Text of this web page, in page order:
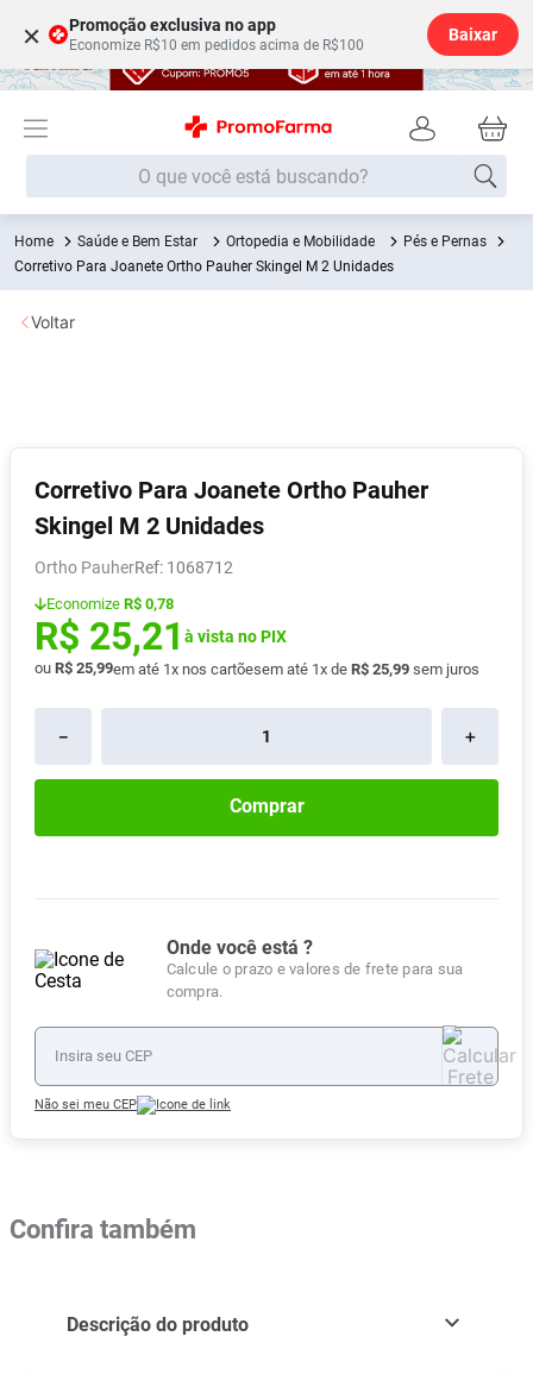
× Promoção exclusiva no app
Economize R$10 em pedidos acima de R$100
Baixar
O que você está buscando?
Saúde e Bem Estar Ortopedia e Mobilidade
Pés e Pernas
Corretivo Para Joanete Ortho Pauher Skingel M 2 Unidades
Corretivo Para Joanete Ortho Pauher
Skingel M 2 Unidades
Ortho Pauher : 1068712
Economize R$ 0,78
R$ 25,21 à vista no PIX
ou R$ 25,99em até 1x nos cartõesem até 1x de R$ 25,99 sem juros
＋
－
Comprar
Onde você está ?
Calcule o prazo e valores de frete para sua
compra.
Não sei meu CEP
Voltar
Confira também
Descrição do produto
Termos mais buscados
1º Fralda
2
5º Fralda G
6º Shampoo
7º Desodorante
8 º Absorvente
9º Vitamina D
10 º Lavitan